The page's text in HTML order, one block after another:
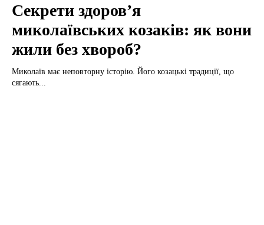
Секрети здоров’я
миколаївських козаків: як вони
жили без хвороб?
Миколаїв має неповторну історію. Його козацькі традиції, що
сягають...